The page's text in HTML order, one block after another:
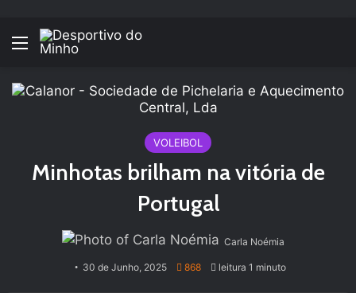
Menu
VOLEIBOL
Minhotas brilham na vitória de
Portugal
Carla Noémia
30 de Junho, 2025 868 leitura 1 minuto